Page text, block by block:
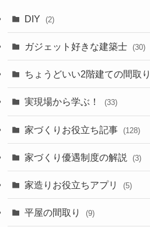
DIY (2)
ガジェット好きな建築士 (30)
ちょうどいい2階建ての間取り
実現場から学ぶ！ (33)
家づくりお役立ち記事 (128)
家づくり優遇制度の解説 (3)
家造りお役立ちアプリ (5)
平屋の間取り (9)